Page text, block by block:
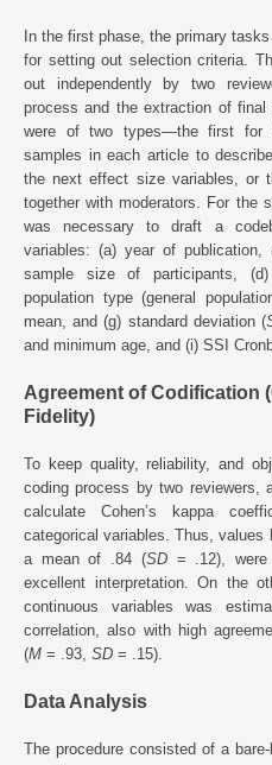
In the first phase, the primary
for setting out selection criteria.
out independently by two
process and the extraction of final
were of two types—the first for
samples in each article to
the next effect size variables, or
together with moderators. For the
was necessary to draft a
variables: (a) year of
sample size of participants,
population type (general
mean, and (g) standard deviation (
and minimum age, and (i) SSI
Agreement of Codification
Fidelity)
To keep quality, reliability, and
coding process by two reviewers,
calculate Cohen’s kappa
categorical variables. Thus, values
a mean of .84 (SD= .12), were
excellent interpretation. On the
continuous variables was
correlation, also with high
(M = .93, SD = .15).
Data Analysis
The procedure consisted of a